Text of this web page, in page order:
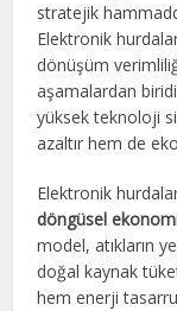
stratejik
Elektronik
dönüşüm
aşamalardan
yüksek teknoloji
azaltır hem de
Elektronik
döngüsel
model, atıkların
doğal kaynak
hem enerji